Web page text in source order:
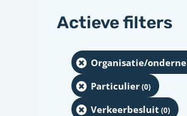
Actieve filters
Organisatie/
Particulier(0)
Verkeerbesluit (0)